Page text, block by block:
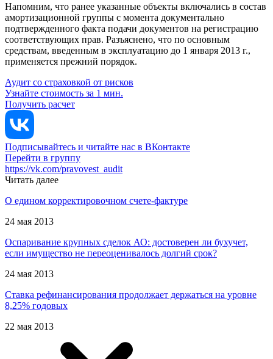
Напомним, что ранее указанные объекты включались в состав
амортизационной группы с момента документально
подтвержденного факта подачи документов на регистрацию
соответствующих прав. Разъяснено, что по основным
средствам, введенным в эксплуатацию до 1 января 2013 г.,
применяется прежний порядок.
Аудит со страховкой от рисков
Узнайте стоимость за 1 мин.
Получить расчет
Подписывайтесь и читайте нас в ВКонтакте
Перейти в группу
https://vk.com/pravovest_audit
Читать далее
О едином корректировочном счете-фактуре
24 мая 2013
Оспаривание крупных сделок АО: достоверен ли бухучет,
если имущество не переоценивалось долгий срок?
24 мая 2013
Ставка рефинансирования продолжает держаться на уровне
8,25% годовых
22 мая 2013